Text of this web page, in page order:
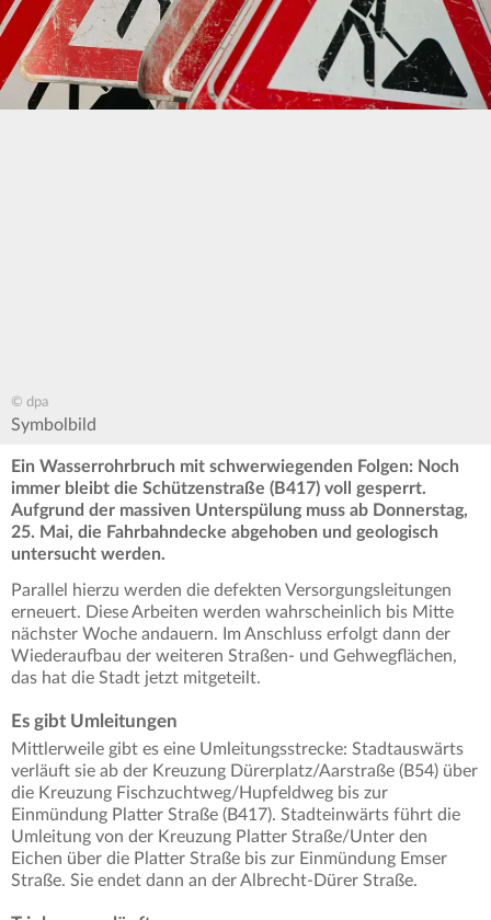
© dpa
Symbolbild
Ein Wasserrohrbruch mit schwerwiegenden Folgen: Noch
immer bleibt die Schützenstraße (B417) voll gesperrt.
Aufgrund der massiven Unterspülung muss ab Donnerstag,
25. Mai, die Fahrbahndecke abgehoben und geologisch
untersucht werden.
Parallel hierzu werden die defekten Versorgungsleitungen
erneuert. Diese Arbeiten werden wahrscheinlich bis Mitte
nächster Woche andauern. Im Anschluss erfolgt dann der
Wiederaufbau der weiteren Straßen- und Gehwegflächen,
das hat die Stadt jetzt mitgeteilt.
Es gibt Umleitungen
Mittlerweile gibt es eine Umleitungsstrecke: Stadtauswärts
verläuft sie ab der Kreuzung Dürerplatz/Aarstraße (B54) über
die Kreuzung Fischzuchtweg/Hupfeldweg bis zur
Einmündung Platter Straße (B417). Stadteinwärts führt die
Umleitung von der Kreuzung Platter Straße/Unter den
Eichen über die Platter Straße bis zur Einmündung Emser
Straße. Sie endet dann an der Albrecht-Dürer Straße.